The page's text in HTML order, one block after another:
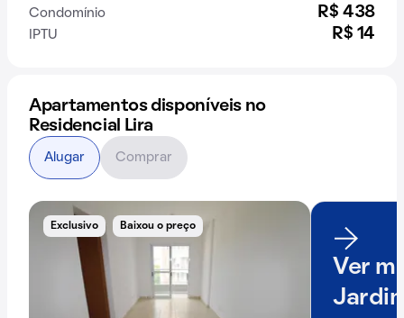
Condomínio R$ 438
IPTU R$ 14
Apartamentos disponíveis no
Residencial Lira
Exclusivo Baixou o preço
Ver
Alugar Comprar